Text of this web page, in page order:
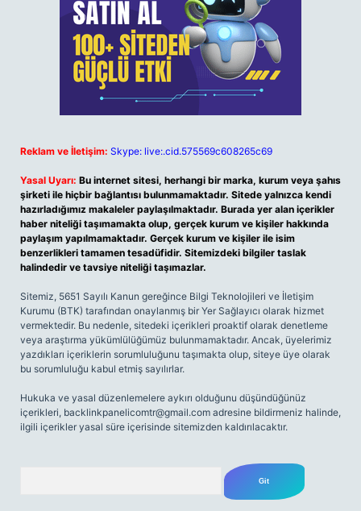
Reklam ve İletişim: Skype: live:.cid.575569c608265c69
Yasal Uyarı: Bu internet sitesi, herhangi bir marka, kurum veya şahıs
şirketi ile hiçbir bağlantısı bulunmamaktadır. Sitede yalnızca kendi
hazırladığımız makaleler paylaşılmaktadır. Burada yer alan içerikler
haber niteliği taşımamakta olup, gerçek kurum ve kişiler hakkında
paylaşım yapılmamaktadır. Gerçek kurum ve kişiler ile isim
benzerlikleri tamamen tesadüfidir. Sitemizdeki bilgiler taslak
halindedir ve tavsiye niteliği taşımazlar.
Sitemiz, 5651 Sayılı Kanun gereğince Bilgi Teknolojileri ve İletişim
Kurumu (BTK) tarafından onaylanmış bir Yer Sağlayıcı olarak hizmet
vermektedir. Bu nedenle, sitedeki içerikleri proaktif olarak denetleme
veya araştırma yükümlülüğümüz bulunmamaktadır. Ancak, üyelerimiz
yazdıkları içeriklerin sorumluluğunu taşımakta olup, siteye üye olarak
bu sorumluluğu kabul etmiş sayılırlar.
Hukuka ve yasal düzenlemelere aykırı olduğunu düşündüğünüz
içerikleri, backlinkpanelicomtr@gmail.com adresine bildirmeniz halinde,
ilgili içerikler yasal süre içerisinde sitemizden kaldırılacaktır.